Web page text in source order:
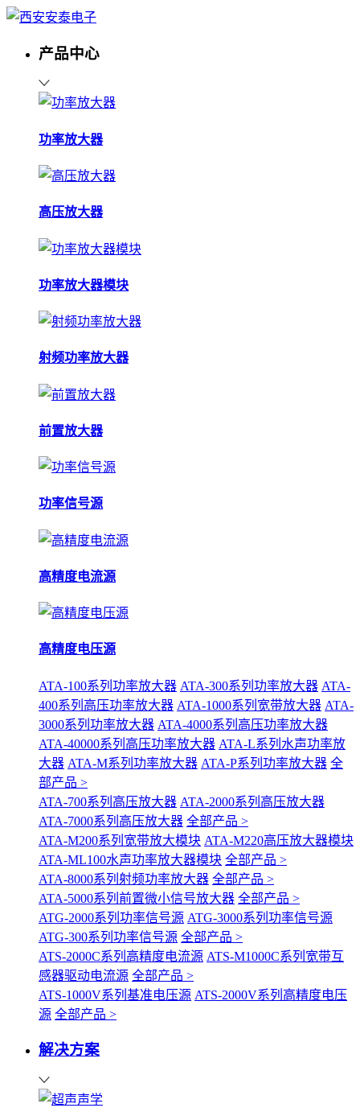
产品中心
功率放大器
高压放大器
功率放大器模块
射频功率放大器
前置放大器
功率信号源
高精度电流源
高精度电压源
ATA-100系列功率放大器 ATA-300系列功率放大器 ATA-
400系列高压功率放大器 ATA-1000系列宽带放大器 ATA-
3000系列功率放大器 ATA-4000系列高压功率放大器
ATA-40000系列高压功率放大器 ATA-L系列水声功率放
大器 ATA-M系列功率放大器 ATA-P系列功率放大器 全
部产品 >
ATA-700系列高压放大器 ATA-2000系列高压放大器
ATA-7000系列高压放大器 全部产品 >
ATA-M200系列宽带放大模块 ATA-M220高压放大器模块
ATA-ML100水声功率放大器模块 全部产品 >
ATA-8000系列射频功率放大器 全部产品 >
ATA-5000系列前置微小信号放大器 全部产品 >
ATG-2000系列功率信号源 ATG-3000系列功率信号源
ATG-300系列功率信号源 全部产品 >
ATS-2000C系列高精度电流源 ATS-M1000C系列宽带互
感器驱动电流源 全部产品 >
ATS-1000V系列基准电压源 ATS-2000V系列高精度电压
源 全部产品 >
解决方案